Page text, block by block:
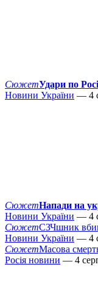
СюжетУдари по
Новини України — 4
СюжетНапади на
Новини України — 4
СюжетСЗЧшник вбив
Новини України — 4
СюжетМасова
Росія новини — 4